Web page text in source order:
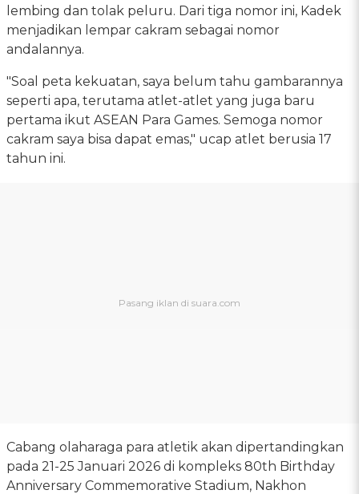
lembing dan tolak peluru. Dari tiga nomor ini, Kadek
menjadikan lempar cakram sebagai nomor
andalannya.
"Soal peta kekuatan, saya belum tahu gambarannya
seperti apa, terutama atlet-atlet yang juga baru
pertama ikut ASEAN Para Games. Semoga nomor
cakram saya bisa dapat emas," ucap atlet berusia 17
tahun ini.
Cabang olaharaga para atletik akan dipertandingkan
pada 21-25 Januari 2026 di kompleks 80th Birthday
Anniversary Commemorative Stadium, Nakhon